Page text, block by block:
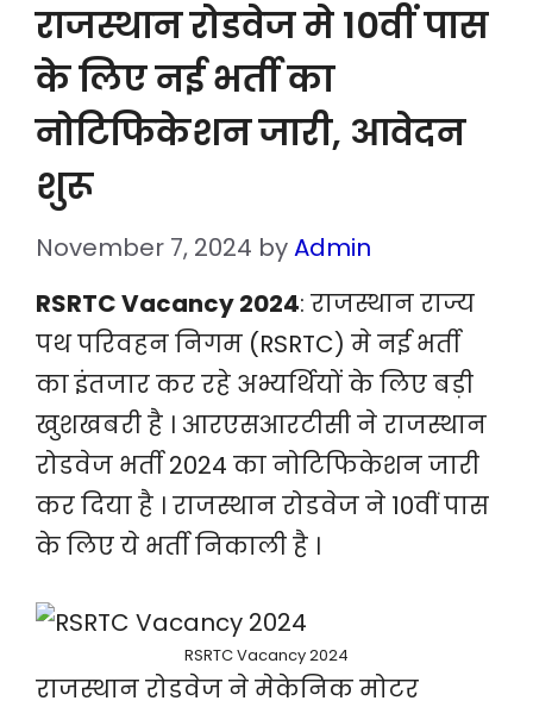
राजस्थान रोडवेज मे 10वीं पास
के लिए नई भर्ती का
नोटिफिकेशन जारी, आवेदन
शुरू
November 7, 2024 byAdmin
RSRTC Vacancy 2024: राजस्थान राज्य
पथ परिवहन निगम (RSRTC) मे नई भर्ती
का इंतजार कर रहे अभ्यर्थियों के लिए बड़ी
खुशखबरी है । आरएसआरटीसी ने राजस्थान
रोडवेज भर्ती 2024 का नोटिफिकेशन जारी
कर दिया है । राजस्थान रोडवेज ने 10वीं पास
के लिए ये भर्ती निकाली है ।
RSRTC Vacancy 2024
राजस्थान रोडवेज ने मेकेनिक मोटर